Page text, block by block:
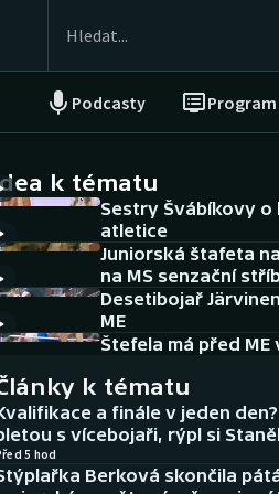
Podcasty Program
NEPŘEHLÉDNĚTE
Historické návraty
Aplikace ČT sport
AZ kvíz
k tématu
Sestry Švábíkovy o
atletice
Juniorská štafeta
na MS senzační
Desetibojař
ME
Štefela má před
k tématu
a finále v jeden
s vícebojaři, rýpl si
5 hod
Berková skončila